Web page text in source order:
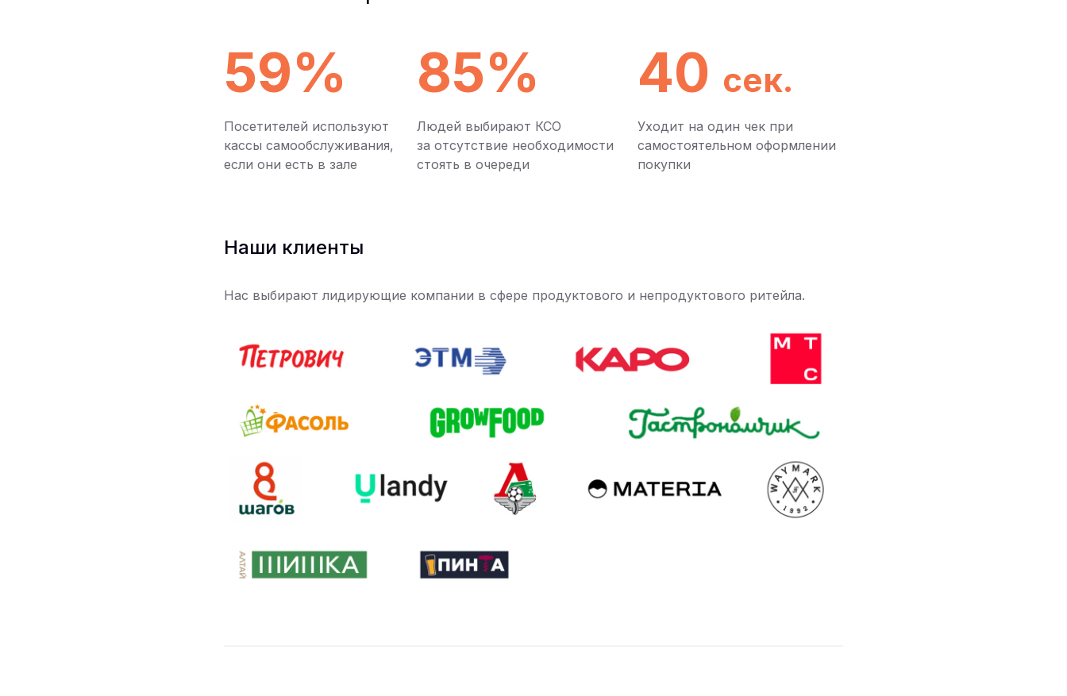
59%
Посетителей используют
кассы самообслуживания,
если они есть в зале
85%
Людей выбирают КСО
за отсутствие необходимости
стоять в очереди
40 сек.
Уходит на один чек при
самостоятельном оформлении
покупки
Наши клиенты
Нас выбирают лидирующие компании в сфере продуктового и непродуктового ритейла.